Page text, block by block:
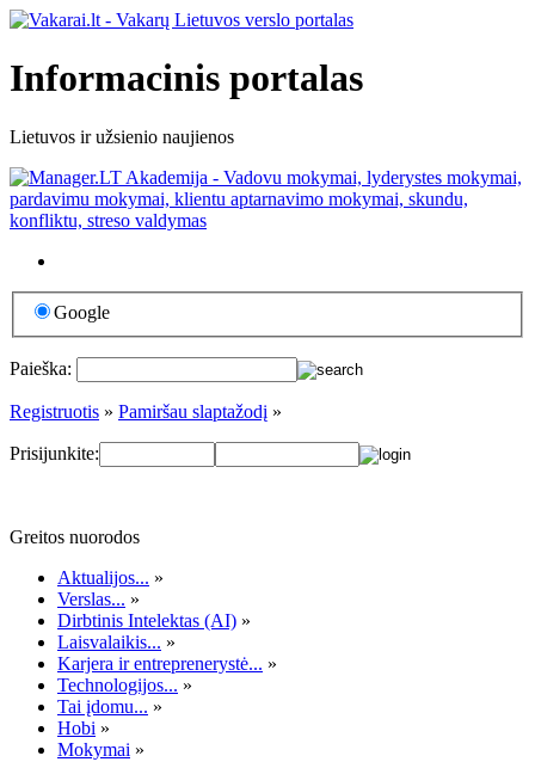
Informacinis portalas
Lietuvos ir užsienio naujienos
Google
Paieška:
Registruotis » Pamiršau slaptažodį »
Prisijunkite:
Greitos nuorodos
Aktualijos... »
Verslas... »
Dirbtinis Intelektas (AI) »
Laisvalaikis... »
Karjera ir entreprenerystė... »
Technologijos... »
Tai įdomu... »
Hobi »
Mokymai »